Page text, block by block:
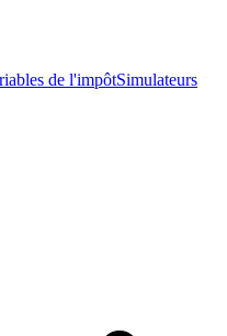
de l'impôtSimulateurs